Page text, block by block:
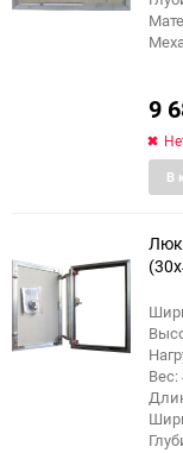
9
В
еще 4 фото
Люк
Вес: